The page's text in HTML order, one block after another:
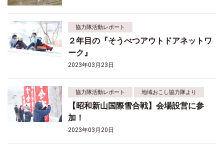
協力隊活動レポート
２年目の『そうべつアウトドアネットワ
ーク』
2023年03月23日
協力隊活動レポート 地域おこし協力隊より
【昭和新山国際雪合戦】会場設営に参
加！
2023年03月20日